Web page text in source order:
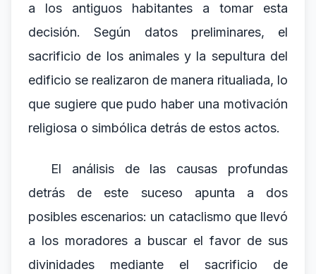
a los antiguos habitantes a tomar esta
decisión. Según datos preliminares, el
sacrificio de los animales y la sepultura del
edificio se realizaron de manera ritualiada, lo
que sugiere que pudo haber una motivación
religiosa o simbólica detrás de estos actos.
El análisis de las causas profundas
detrás de este suceso apunta a dos
posibles escenarios: un cataclismo que llevó
a los moradores a buscar el favor de sus
divinidades mediante el sacrificio de